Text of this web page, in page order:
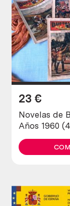
Novelas de
Años 1960
diferentes)
23 €